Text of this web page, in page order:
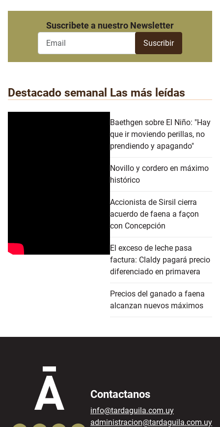
Suscribete a nuestro Newsletter
Destacado semanal Las más leídas
Baethgen sobre El Niño: "Hay
que ir moviendo perillas, no
prendiendo y apagando"
Novillo y cordero en máximo
histórico
Accionista de Sirsil cierra
acuerdo de faena a façon
con Concepción
El exceso de leche pasa
factura: Claldy pagará precio
diferenciado en primavera
Precios del ganado a faena
alcanzan nuevos máximos
Contactanos
info@tardaguila.com.uy
administracion@tardaguila.com.uy